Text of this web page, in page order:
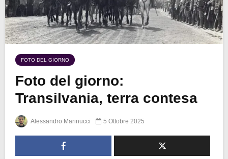
FOTO DEL GIORNO
Foto del giorno:
Transilvania, terra contesa
Alessandro Marinucci 5 Ottobre 2025